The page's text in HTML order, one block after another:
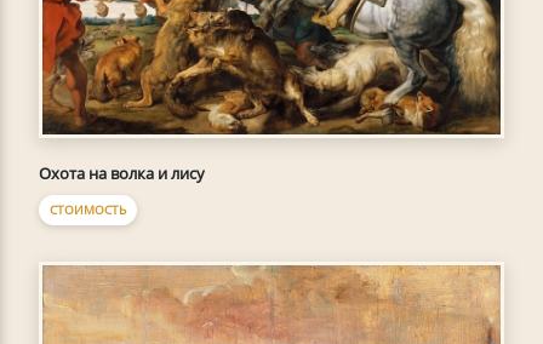
Охота на волка и лису
СТОИМОСТЬ